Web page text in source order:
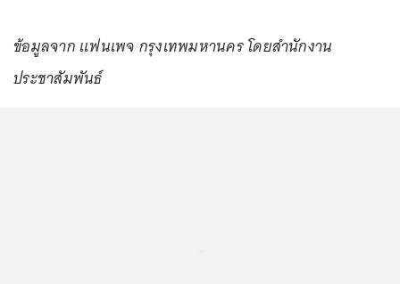
ข้อมูลจาก แฟนเพจ กรุงเทพมหานคร โดยสำนักงาน
ประชาสัมพันธ์